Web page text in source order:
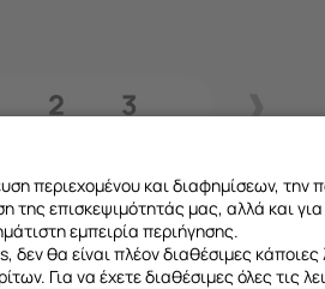
2 3
περιεχομένου και διαφημίσεων, την
της επισκεψιμότητάς μας, αλλά και
εμπειρία περιήγησης.
θα είναι πλέον διαθέσιμες κάποιες
Για να έχετε διαθέσιμες όλες τις